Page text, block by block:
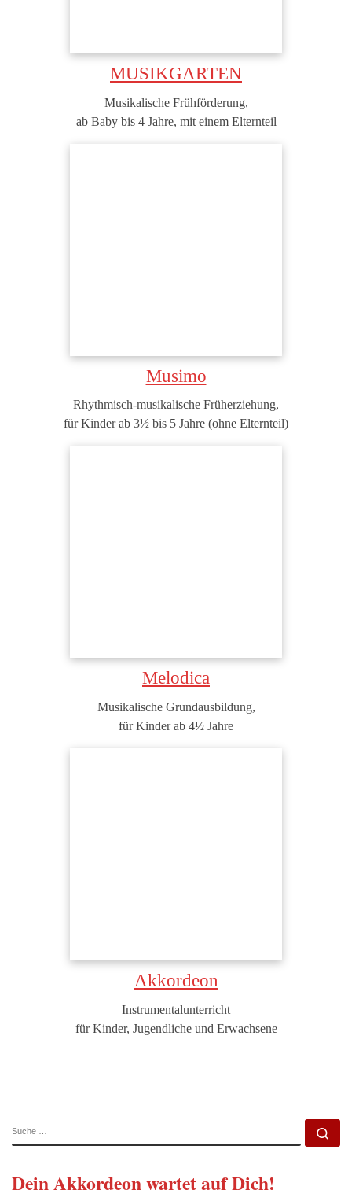
MUSIKGARTEN
Musikalische Frühförderung,
ab Baby bis 4 Jahre, mit einem Elternteil
Musimo
Rhythmisch-musikalische Früherziehung,
für Kinder ab 3½ bis 5 Jahre (ohne Elternteil)
Melodica
Musikalische Grundausbildung,
für Kinder ab 4½ Jahre
Akkordeon
Instrumentalunterricht
für Kinder, Jugendliche und Erwachsene
Dein Akkordeon wartet auf Dich!